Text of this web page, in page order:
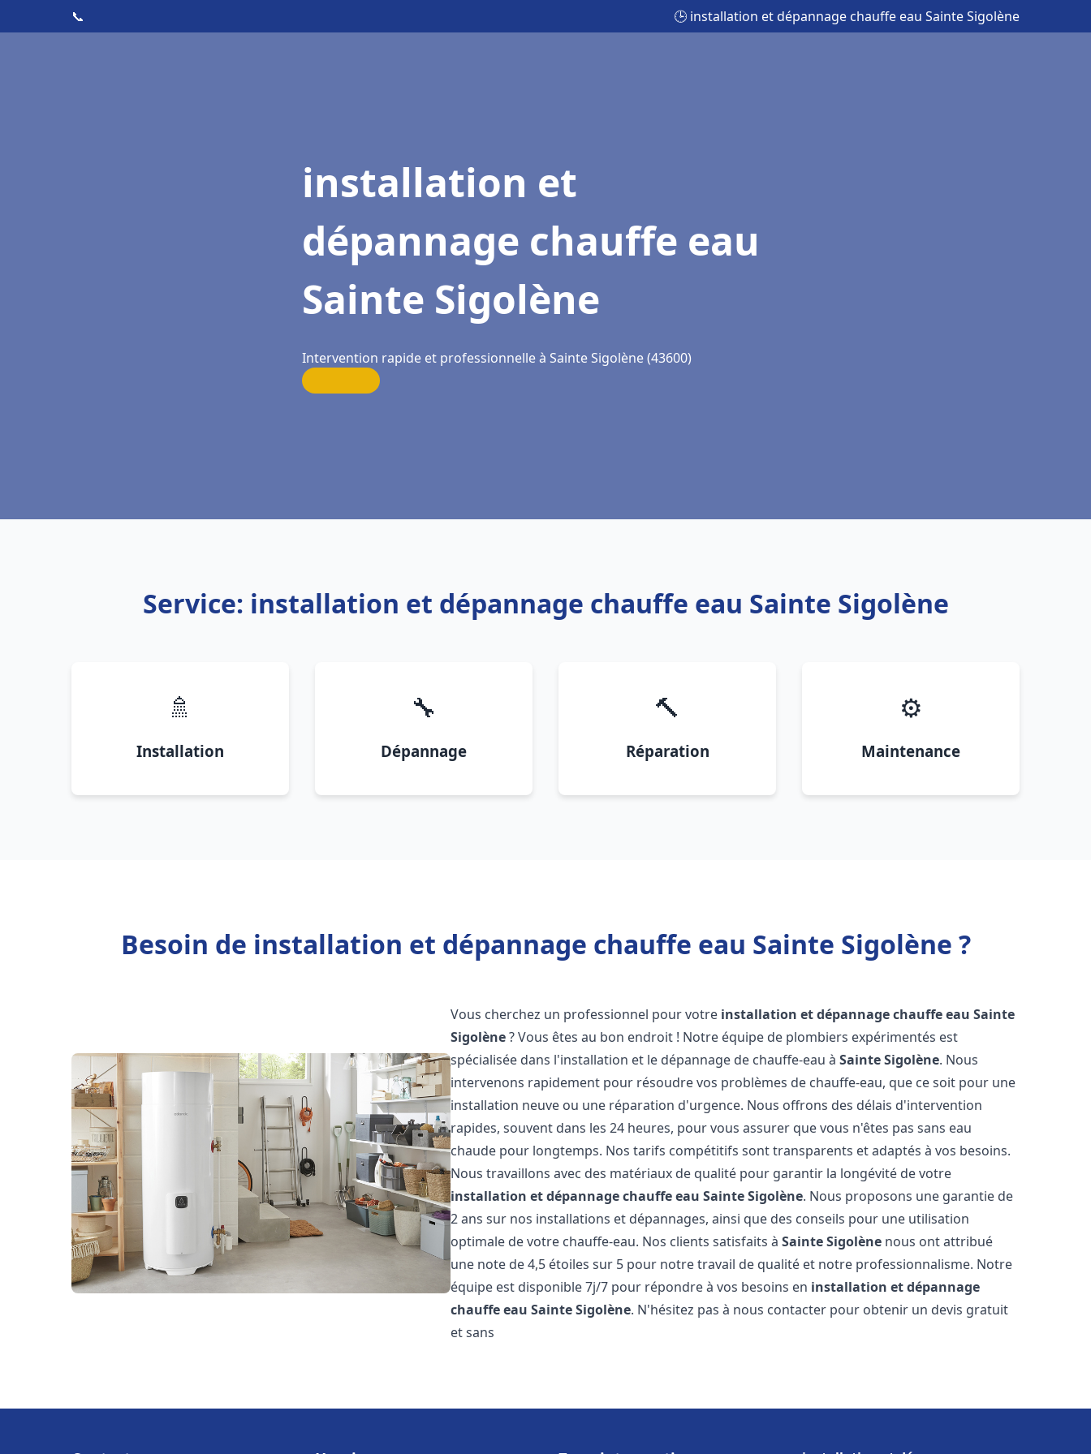
📞 🕒 installation et dépannage chauffe eau Sainte Sigolène
installation et
dépannage chauffe eau
Sainte Sigolène
Intervention rapide et professionnelle à Sainte Sigolène (43600)
Service: installation et dépannage chauffe eau Sainte Sigolène
🚿
Installation
🔧
Dépannage
🔨
Réparation
⚙️
Maintenance
Besoin de installation et dépannage chauffe eau Sainte Sigolène ?
Vous cherchez un professionnel pour votre installation et dépannage chauffe eau Sainte
Sigolène? Vous êtes au bon endroit ! Notre équipe de plombiers expérimentés est
spécialisée dans l'installation et le dépannage de chauffe-eau àSainte Sigolène. Nous
intervenons rapidement pour résoudre vos problèmes de chauffe-eau, que ce soit pour une
installation neuve ou une réparation d'urgence. Nous offrons des délais d'intervention
rapides, souvent dans les 24 heures, pour vous assurer que vous n'êtes pas sans eau
chaude pour longtemps. Nos tarifs compétitifs sont transparents et adaptés à vos besoins.
Nous travaillons avec des matériaux de qualité pour garantir la longévité de votre
installation et dépannage chauffe eau Sainte Sigolène. Nous proposons une garantie de
2 ans sur nos installations et dépannages, ainsi que des conseils pour une utilisation
optimale de votre chauffe-eau. Nos clients satisfaits àSainte Sigolène nous ont attribué
une note de 4,5 étoiles sur 5 pour notre travail de qualité et notre professionnalisme. Notre
équipe est disponible 7j/7 pour répondre à vos besoins en installation et dépannage
chauffe eau Sainte Sigolène. N'hésitez pas à nous contacter pour obtenir un devis gratuit
et sans